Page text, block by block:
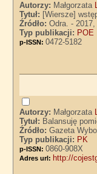
Autorzy: Małgorzata
Tytuł: [Wiersze]
Źródło:Odra. -
Typ publikacji: POE
p-ISSN:0472-5182
Autorzy: Małgorzata
Tytuł: Balansuję
Źródło:Gazeta
Typ publikacji: PK
p-ISSN:0860-908X
Adres url: http://